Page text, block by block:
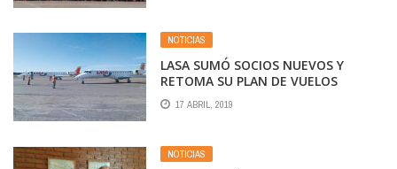
2023
NOTICIAS
LASA SUMÓ SOCIOS NUEVOS Y
RETOMA SU PLAN DE VUELOS
17 ABRIL, 2019
NOTICIAS